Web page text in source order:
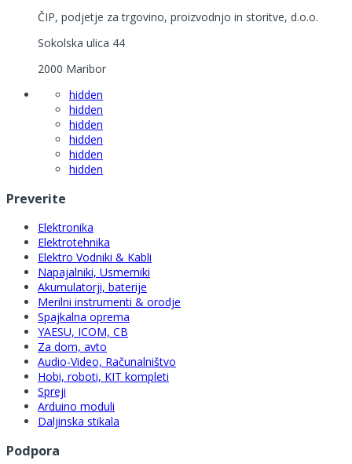
ČIP, podjetje za trgovino, proizvodnjo in storitve, d.o.o.
Sokolska ulica 44
2000 Maribor
hidden
hidden
hidden
hidden
hidden
hidden
Preverite
Elektronika
Elektrotehnika
Elektro Vodniki & Kabli
Napajalniki, Usmerniki
Akumulatorji, baterije
Merilni instrumenti & orodje
Spajkalna oprema
YAESU, ICOM, CB
Za dom, avto
Audio-Video, Računalništvo
Hobi, roboti, KIT kompleti
Spreji
Arduino moduli
Daljinska stikala
Podpora